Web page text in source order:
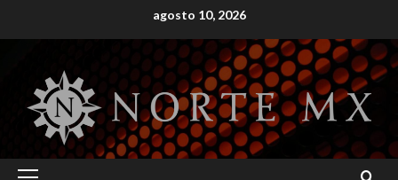
to
agosto 10, 2026